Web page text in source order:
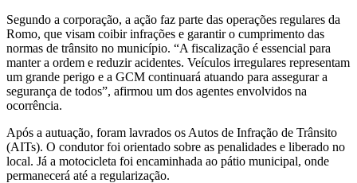
Segundo a corporação, a ação faz parte das operações regulares da
Romo, que visam coibir infrações e garantir o cumprimento das
normas de trânsito no município. “A fiscalização é essencial para
manter a ordem e reduzir acidentes. Veículos irregulares representam
um grande perigo e a GCM continuará atuando para assegurar a
segurança de todos”, afirmou um dos agentes envolvidos na
ocorrência.
Após a autuação, foram lavrados os Autos de Infração de Trânsito
(AITs). O condutor foi orientado sobre as penalidades e liberado no
local. Já a motocicleta foi encaminhada ao pátio municipal, onde
permanecerá até a regularização.